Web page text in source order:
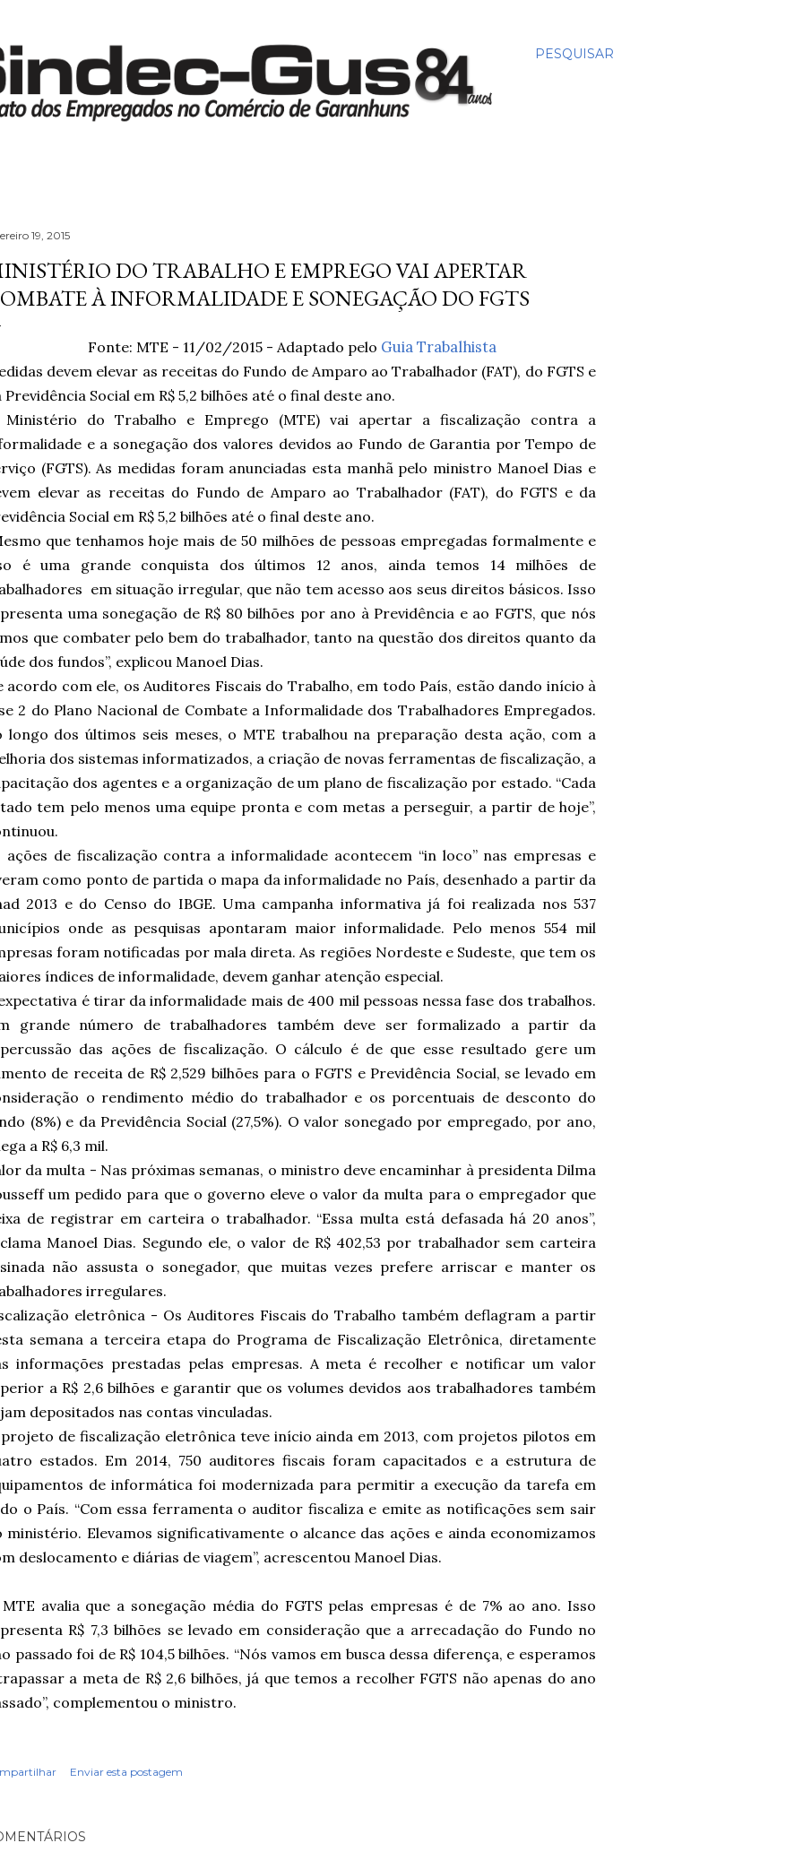
PESQUISAR
19, 2015
DO TRABALHO E EMPREGO VAI APERTAR
À INFORMALIDADE E SONEGAÇÃO DO FGTS
Fonte: MTE - 11/02/2015 - Adaptado pelo Guia Trabalhista
devem elevar as receitas do Fundo de Amparo ao Trabalhador (FAT), do FGTS e
Previdência Social em R$ 5,2 bilhões até o final deste ano.
Ministério do Trabalho e Emprego (MTE) vai apertar a fiscalização contra a
e a sonegação dos valores devidos ao Fundo de Garantia por Tempo de
(FGTS). As medidas foram anunciadas esta manhã pelo ministro Manoel Dias e
elevar as receitas do Fundo de Amparo ao Trabalhador (FAT), do FGTS e da
Social em R$ 5,2 bilhões até o final deste ano.
que tenhamos hoje mais de 50 milhões de pessoas empregadas formalmente e
é uma grande conquista dos últimos 12 anos, ainda temos 14 milhões de
em situação irregular, que não tem acesso aos seus direitos básicos. Isso
uma sonegação de R$ 80 bilhões por ano à Previdência e ao FGTS, que nós
que combater pelo bem do trabalhador, tanto na questão dos direitos quanto da
dos fundos”, explicou Manoel Dias.
acordo com ele, os Auditores Fiscais do Trabalho, em todo País, estão dando início à
2 do Plano Nacional de Combate a Informalidade dos Trabalhadores Empregados.
longo dos últimos seis meses, o MTE trabalhou na preparação desta ação, com a
dos sistemas informatizados, a criação de novas ferramentas de fiscalização, a
dos agentes e a organização de um plano de fiscalização por estado. “Cada
tem pelo menos uma equipe pronta e com metas a perseguir, a partir de hoje”,
ações de fiscalização contra a informalidade acontecem “in loco” nas empresas e
como ponto de partida o mapa da informalidade no País, desenhado a partir da
2013 e do Censo do IBGE. Uma campanha informativa já foi realizada nos 537
onde as pesquisas apontaram maior informalidade. Pelo menos 554 mil
foram notificadas por mala direta. As regiões Nordeste e Sudeste, que tem os
índices de informalidade, devem ganhar atenção especial.
é tirar da informalidade mais de 400 mil pessoas nessa fase dos trabalhos.
grande número de trabalhadores também deve ser formalizado a partir da
das ações de fiscalização. O cálculo é de que esse resultado gere um
de receita de R$ 2,529 bilhões para o FGTS e Previdência Social, se levado em
o rendimento médio do trabalhador e os porcentuais de desconto do
(8%) e da Previdência Social (27,5%). O valor sonegado por empregado, por ano,
a R$ 6,3 mil.
da multa - Nas próximas semanas, o ministro deve encaminhar à presidenta Dilma
um pedido para que o governo eleve o valor da multa para o empregador que
de registrar em carteira o trabalhador. “Essa multa está defasada há 20 anos”,
Manoel Dias. Segundo ele, o valor de R$ 402,53 por trabalhador sem carteira
não assusta o sonegador, que muitas vezes prefere arriscar e manter os
irregulares.
eletrônica - Os Auditores Fiscais do Trabalho também deflagram a partir
semana a terceira etapa do Programa de Fiscalização Eletrônica, diretamente
informações prestadas pelas empresas. A meta é recolher e notificar um valor
a R$ 2,6 bilhões e garantir que os volumes devidos aos trabalhadores também
depositados nas contas vinculadas.
de fiscalização eletrônica teve início ainda em 2013, com projetos pilotos em
estados. Em 2014, 750 auditores fiscais foram capacitados e a estrutura de
de informática foi modernizada para permitir a execução da tarefa em
o País. “Com essa ferramenta o auditor fiscaliza e emite as notificações sem sair
ministério. Elevamos significativamente o alcance das ações e ainda economizamos
deslocamento e diárias de viagem”, acrescentou Manoel Dias.
avalia que a sonegação média do FGTS pelas empresas é de 7% ao ano. Isso
R$ 7,3 bilhões se levado em consideração que a arrecadação do Fundo no
passado foi de R$ 104,5 bilhões. “Nós vamos em busca dessa diferença, e esperamos
a meta de R$ 2,6 bilhões, já que temos a recolher FGTS não apenas do ano
complementou o ministro.
Enviar esta postagem